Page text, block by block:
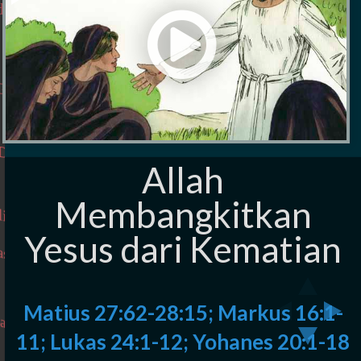
Allah
Membangkitkan
Yesus dari Kematian
Matius 27:62-28:15; Markus 16:1-
11; Lukas 24:1-12; Yohanes 20:1-18
Yohanes
20:1-
18